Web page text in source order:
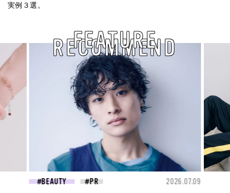
実例３選。
RECOMMEND
FEATURE
FASHION 2026.07.09